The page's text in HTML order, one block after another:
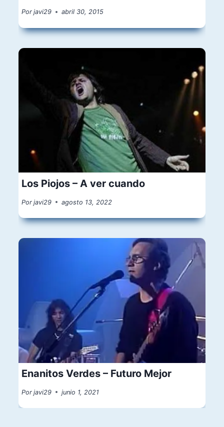
Por javi29 abril 30, 2015
Los Piojos – A ver cuando
Por javi29 agosto 13, 2022
Enanitos Verdes – Futuro Mejor
Por javi29 junio 1, 2021